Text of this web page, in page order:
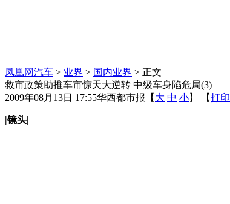
凤凰网汽车 > 业界 > 国内业界 > 正文
救市政策助推车市惊天大逆转 中级车身陷危局(3)
2009年08月13日 17:55华西都市报 【 大 中 小】 【打印
|镜头|